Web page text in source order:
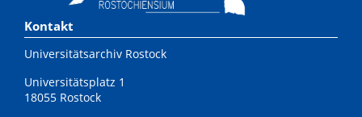
Kontakt
Universitätsarchiv Rostock
Universitätsplatz 1
18055 Rostock